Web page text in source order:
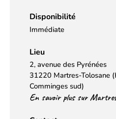
Disponibilité
Immédiate
Lieu
2, avenue des Pyrénées
31220 Martres-Tolosane
Comminges sud)
En savoir plus sur